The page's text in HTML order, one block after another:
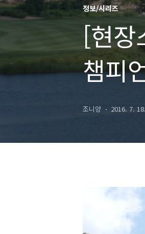
정보/시리즈
[현
챔피
안신
조니양 2016. 7.